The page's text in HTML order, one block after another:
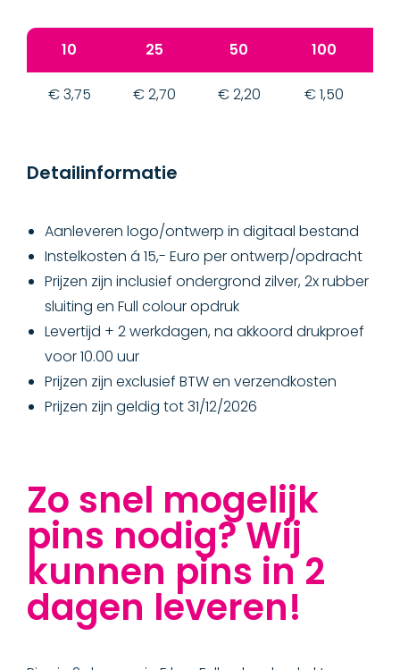
10 25 50 100
€ 3,75 € 2,70 € 2,20 € 1,50
Detailinformatie
Aanleveren logo/ontwerp in digitaal bestand
Instelkosten á 15,- Euro per ontwerp/opdracht
Prijzen zijn inclusief ondergrond zilver, 2x rubber
sluiting en Full colour opdruk
Levertijd + 2 werkdagen, na akkoord drukproef
voor 10.00 uur
Prijzen zijn exclusief BTW en verzendkosten
Prijzen zijn geldig tot 31/12/2026
Zo snel mogelijk
pins nodig? Wij
kunnen pins in 2
dagen leveren!